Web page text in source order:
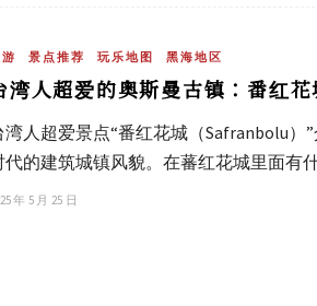
景点推荐 玩乐地图 黑海地区
湾人超爱的奥斯曼古镇：番红
湾人超爱景点“番红花城（Safranbolu）
代的建筑城镇风貌。在蕃红花城里面有
年 5 月 25 日